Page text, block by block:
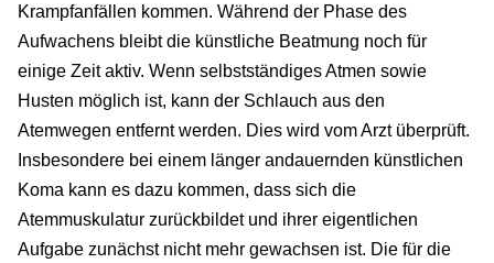
Krampfanfällen kommen. Während der Phase des
Aufwachens bleibt die künstliche Beatmung noch für
einige Zeit aktiv. Wenn selbstständiges Atmen sowie
Husten möglich ist, kann der Schlauch aus den
Atemwegen entfernt werden. Dies wird vom Arzt überprüft.
Insbesondere bei einem länger andauernden künstlichen
Koma kann es dazu kommen, dass sich die
Atemmuskulatur zurückbildet und ihrer eigentlichen
Aufgabe zunächst nicht mehr gewachsen ist. Die für die